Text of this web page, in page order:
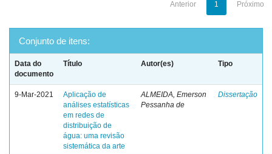
Anterior 1 Próximo
Conjunto de itens:
Data do
documento
Título Autor(es) Tipo
9-Mar-2021
Aplicação de
análises estatísticas
em redes de
distribuição de
água: uma revisão
sistemática da arte
ALMEIDA, Emerson
Pessanha de
Dissertação